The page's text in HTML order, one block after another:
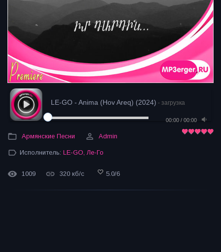
LE-GO - Anima (Hov Areq) (2024) - загрузка
00:00 / 00:00
Армянские Песни Admin
Исполнитель: LE-GO Ле-Го
1009 320 кб/с 5.0/6